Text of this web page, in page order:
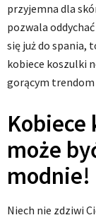
przyjemna dla
pozwala
się już do spania,
kobiece koszulki
gorącym trendom
Kobiece
może
modnie!
Niech nie zdziwi